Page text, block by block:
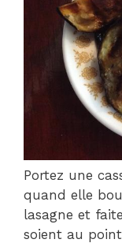
Portez une
quand elle
lasagne et
soient au